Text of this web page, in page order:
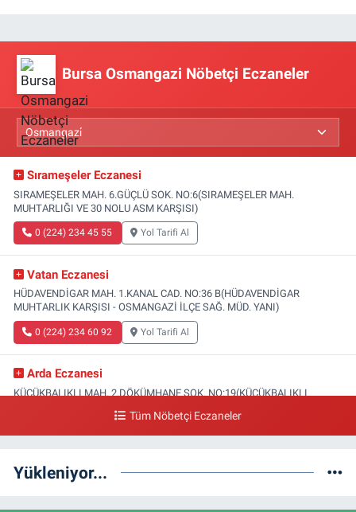
Bursa Osmangazi Nöbetçi Eczaneler
Sırameşeler Eczanesi
SIRAMEŞELER MAH. 6.GÜÇLÜ SOK. NO:6(SIRAMEŞELER MAH.
MUHTARLIĞI VE 30 NOLU ASM KARŞISI)
0 (224) 234 45 55 Yol Tarifi Al
Vatan Eczanesi
HÜDAVENDİGAR MAH. 1.KANAL CAD. NO:36 B(HÜDAVENDİGAR
MUHTARLIK KARŞISI - OSMANGAZİ İLÇE SAĞ. MÜD. YANI)
0 (224) 234 60 92 Yol Tarifi Al
Arda Eczanesi
KÜÇÜKBALIKLI MAH. 2.DÖKÜMHANE SOK. NO:19(KÜÇÜKBALIKLI
Türsel Eczanesi
Tüm Nöbetçi Eczaneler
Yükleniyor...